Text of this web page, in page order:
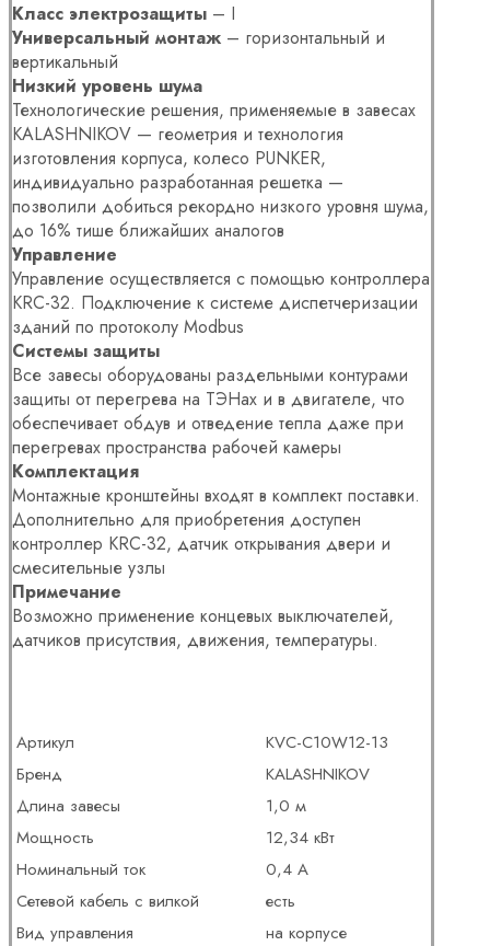
Класс электрозащиты – I
Универсальный монтаж – горизонтальный и
вертикальный
Низкий уровень шума
Технологические решения, применяемые в завесах
KALASHNIKOV — геометрия и технология
изготовления корпуса, колесо PUNKER,
индивидуально разработанная решетка —
позволили добиться рекордно низкого уровня шума,
до 16% тише ближайших аналогов
Управление
Управление осуществляется с помощью контроллера
KRC-32. Подключение к системе диспетчеризации
зданий по протоколу Modbus
Системы защиты
Все завесы оборудованы раздельными контурами
защиты от перегрева на ТЭНах и в двигателе, что
обеспечивает обдув и отведение тепла даже при
перегревах пространства рабочей камеры
Комплектация
Монтажные кронштейны входят в комплект поставки.
Дополнительно для приобретения доступен
контроллер KRC-32, датчик открывания двери и
смесительные узлы
Примечание
Возможно применение концевых выключателей,
датчиков присутствия, движения, температуры.
Артикул
KVС-C10W12-13
Бренд
KALASHNIKOV
Длина завесы
1,0 м
Мощность
12,34 кВт
Номинальный ток
0,4 А
Сетевой кабель с вилкой
есть
Вид управления
на корпусе